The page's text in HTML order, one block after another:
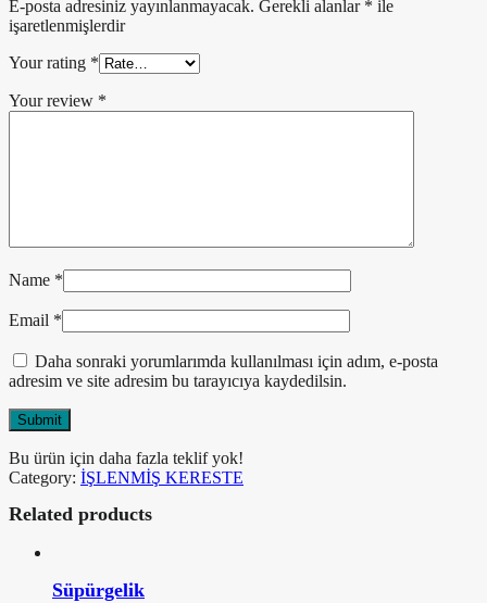
E-posta adresiniz yayınlanmayacak. Gerekli alanlar * ile
işaretlenmişlerdir
Your rating *
Your review *
Name *
Email *
Daha sonraki yorumlarımda kullanılması için adım, e-posta
adresim ve site adresim bu tarayıcıya kaydedilsin.
Bu ürün için daha fazla teklif yok!
Category: İŞLENMİŞ KERESTE
Related products
Süpürgelik